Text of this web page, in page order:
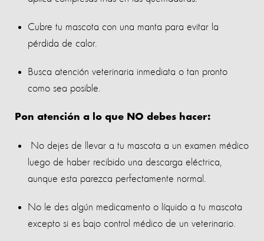
Cubre tu mascota con una manta para evitar la
pérdida de calor.
Busca atención veterinaria inmediata o tan pronto
como sea posible.
Pon atención a lo que NO debes hacer:
No dejes de llevar a tu mascota a un examen médico
luego de haber recibido una descarga eléctrica,
aunque esta parezca perfectamente normal.
No le des algún medicamento o líquido a tu mascota
excepto si es bajo control médico de un veterinario.